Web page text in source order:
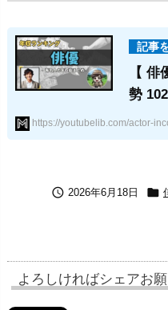
【
勢
https://youtubelib.com/actor-
 2026年6月18日 
よろしければシェアお